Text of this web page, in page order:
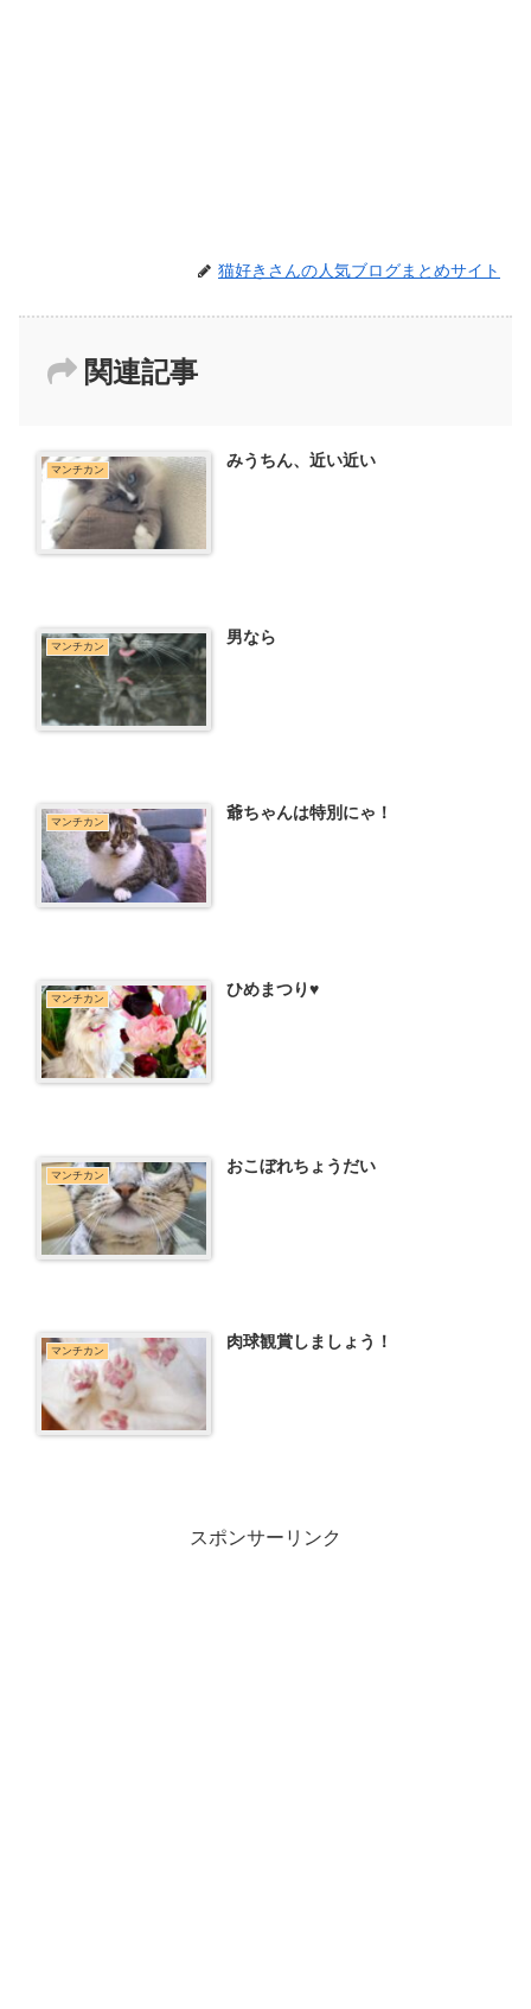
猫好きさんの人気ブログまとめサイト
関連記事
マンチカン みうちん、近い近い
マンチカン 男なら
マンチカン 爺ちゃんは特別にゃ！
マンチカン ひめまつり♥
マンチカン おこぼれちょうだい
マンチカン 肉球観賞しましょう！
スポンサーリンク